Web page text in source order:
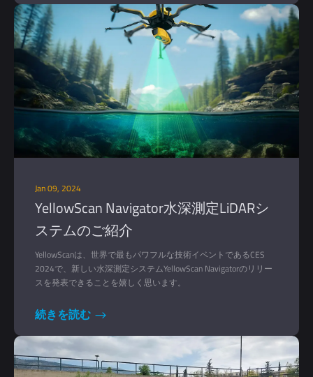
Jan 09, 2024
YellowScan Navigator水深測定LiDARシ
ステムのご紹介
YellowScanは、世界で最もパワフルな技術イベントであるCES
2024で、新しい水深測定システムYellowScan Navigatorのリリー
スを発表できることを嬉しく思います。
続きを読む